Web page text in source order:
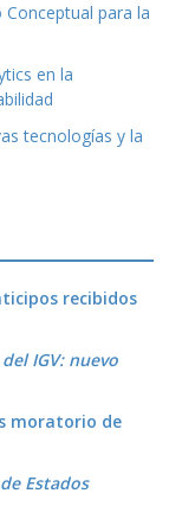
para la
en la
tecnologías y la
recibidos
IGV: nuevo
moratorio de
Estados